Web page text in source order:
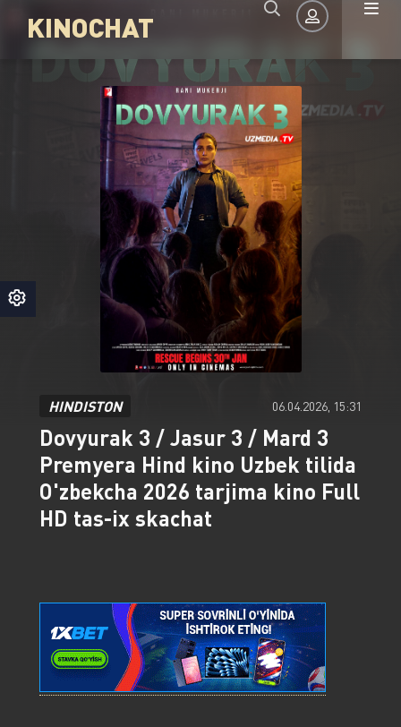
KINOCHAT
Авторизация
HINDISTON 06.04.2026, 15:31
Dovyurak 3 / Jasur 3 / Mard 3
Premyera Hind kino Uzbek tilida
O'zbekcha 2026 tarjima kino Full
HD tas-ix skachat